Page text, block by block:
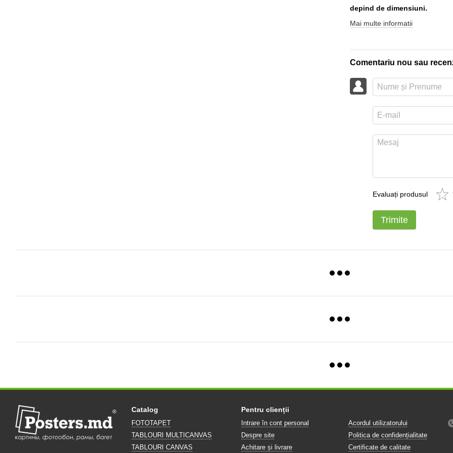
depind de dimensiuni.
Mai multe informatii
Comentariu nou sau
Evaluați produsul
Trimite
Catalog
FOTOTAPET
TABLOURI MULTICANVAS
TABLOURI CANVAS
Pentru clienții
Intrare în cont personal
Despre site
Achitare și livrare
Acordul utilizatorului
Politica de confidențialitate
Certificate de calitate